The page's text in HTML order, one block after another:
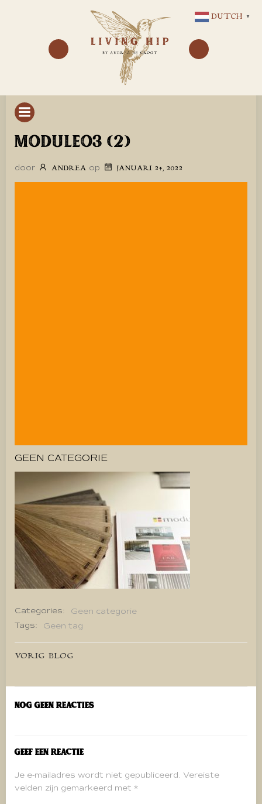
NAAR
DE
INHOUD
MODULEO3 (2)
door ANDREA op JANUARI 24, 2022
GEEN CATEGORIE
Categories:
Geen categorie
Tags:
Geen tag
Bericht
navigatie
VORIG BLOG
Nog geen reacties
Geef een reactie
Je e-mailadres wordt niet gepubliceerd. Vereiste
velden zijn gemarkeerd met *
DUTCH ▼